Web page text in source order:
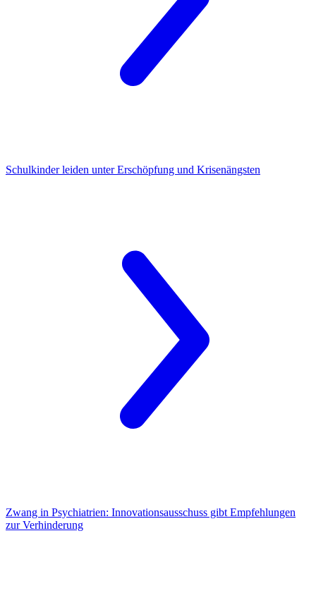
Schulkinder leiden unter Erschöpfung und Krisenängsten
Zwang in Psychiatrien: Innovationsausschuss gibt Empfehlungen
zur Verhinderung